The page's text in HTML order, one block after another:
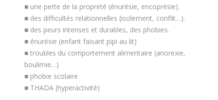
■ une perte de la propreté (énurésie, encoprésie).
■ des difficultés relationnelles (isolement, conflit…).
■ des peurs intenses et durables, des phobies.
■ énurésie (enfant faisant pipi au lit)
■ troubles du comportement alimentaire (anorexie,
boulimie…)
■ phobie scolaire
■ THADA (hyperactivité)